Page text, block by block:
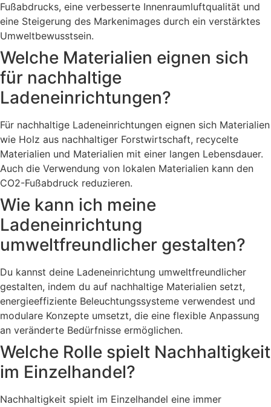
Fußabdrucks, eine verbesserte Innenraumluftqualität und
eine Steigerung des Markenimages durch ein verstärktes
Umweltbewusstsein.
Welche Materialien eignen sich
für nachhaltige
Ladeneinrichtungen?
Für nachhaltige Ladeneinrichtungen eignen sich Materialien
wie Holz aus nachhaltiger Forstwirtschaft, recycelte
Materialien und Materialien mit einer langen Lebensdauer.
Auch die Verwendung von lokalen Materialien kann den
CO2-Fußabdruck reduzieren.
Wie kann ich meine
Ladeneinrichtung
umweltfreundlicher gestalten?
Du kannst deine Ladeneinrichtung umweltfreundlicher
gestalten, indem du auf nachhaltige Materialien setzt,
energieeffiziente Beleuchtungssysteme verwendest und
modulare Konzepte umsetzt, die eine flexible Anpassung
an veränderte Bedürfnisse ermöglichen.
Welche Rolle spielt Nachhaltigkeit
im Einzelhandel?
Nachhaltigkeit spielt im Einzelhandel eine immer